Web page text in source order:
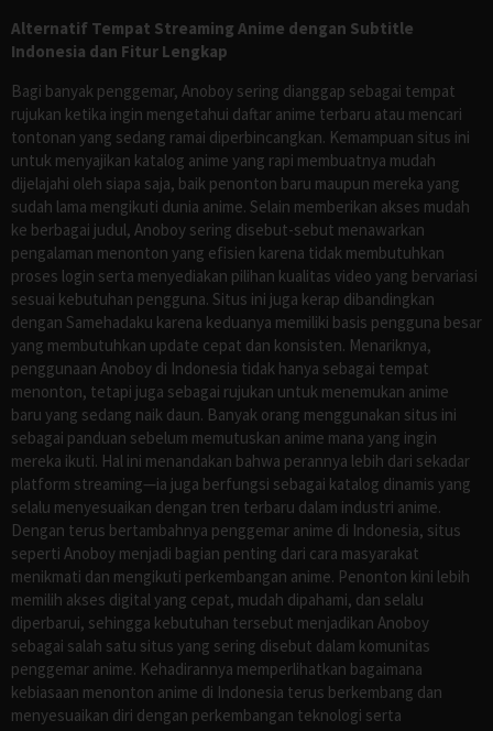
Alternatif Tempat Streaming Anime dengan Subtitle
Indonesia dan Fitur Lengkap
Bagi banyak penggemar, Anoboy sering dianggap sebagai tempat
rujukan ketika ingin mengetahui daftar anime terbaru atau mencari
tontonan yang sedang ramai diperbincangkan. Kemampuan situs ini
untuk menyajikan katalog anime yang rapi membuatnya mudah
dijelajahi oleh siapa saja, baik penonton baru maupun mereka yang
sudah lama mengikuti dunia anime. Selain memberikan akses mudah
ke berbagai judul, Anoboy sering disebut-sebut menawarkan
pengalaman menonton yang efisien karena tidak membutuhkan
proses login serta menyediakan pilihan kualitas video yang bervariasi
sesuai kebutuhan pengguna. Situs ini juga kerap dibandingkan
dengan Samehadaku karena keduanya memiliki basis pengguna besar
yang membutuhkan update cepat dan konsisten. Menariknya,
penggunaan Anoboy di Indonesia tidak hanya sebagai tempat
menonton, tetapi juga sebagai rujukan untuk menemukan anime
baru yang sedang naik daun. Banyak orang menggunakan situs ini
sebagai panduan sebelum memutuskan anime mana yang ingin
mereka ikuti. Hal ini menandakan bahwa perannya lebih dari sekadar
platform streaming—ia juga berfungsi sebagai katalog dinamis yang
selalu menyesuaikan dengan tren terbaru dalam industri anime.
Dengan terus bertambahnya penggemar anime di Indonesia, situs
seperti Anoboy menjadi bagian penting dari cara masyarakat
menikmati dan mengikuti perkembangan anime. Penonton kini lebih
memilih akses digital yang cepat, mudah dipahami, dan selalu
diperbarui, sehingga kebutuhan tersebut menjadikan Anoboy
sebagai salah satu situs yang sering disebut dalam komunitas
penggemar anime. Kehadirannya memperlihatkan bagaimana
kebiasaan menonton anime di Indonesia terus berkembang dan
menyesuaikan diri dengan perkembangan teknologi serta